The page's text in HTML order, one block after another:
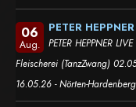
06
Aug.
PETER
PETER HEPPNER
Fleischerei (TanzZwang)
16.05.26 - Nörten-